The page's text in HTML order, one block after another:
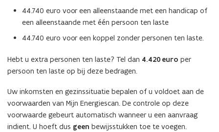
e
r
)
44.740 euro voor een alleenstaande met een handicap of
een alleenstaande met één persoon ten laste
44.740 euro voor een koppel zonder personen ten laste.
Hebt u extra personen ten laste? Tel dan 4.420 euro per
persoon ten laste op bij deze bedragen.
Uw inkomsten en gezinssituatie bepalen of u voldoet aan de
voorwaarden van Mijn Energiescan. De controle op deze
voorwaarde gebeurt automatisch wanneer u een aanvraag
indient. U hoeft dus geen bewijsstukken toe te voegen.